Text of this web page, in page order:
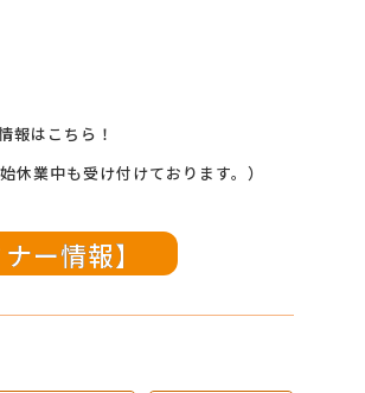
報はこちら！
休業中も受け付けております。）
ー情報】